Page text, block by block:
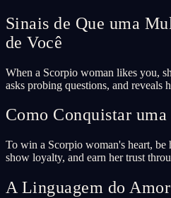
Sinais de Que uma
de Você
When a Scorpio woman likes you,
asks probing questions, and reveals
Como Conquistar
To win a Scorpio woman's heart, be
show loyalty, and earn her trust
A Linguagem do